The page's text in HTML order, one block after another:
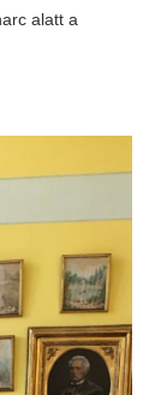
alatt a